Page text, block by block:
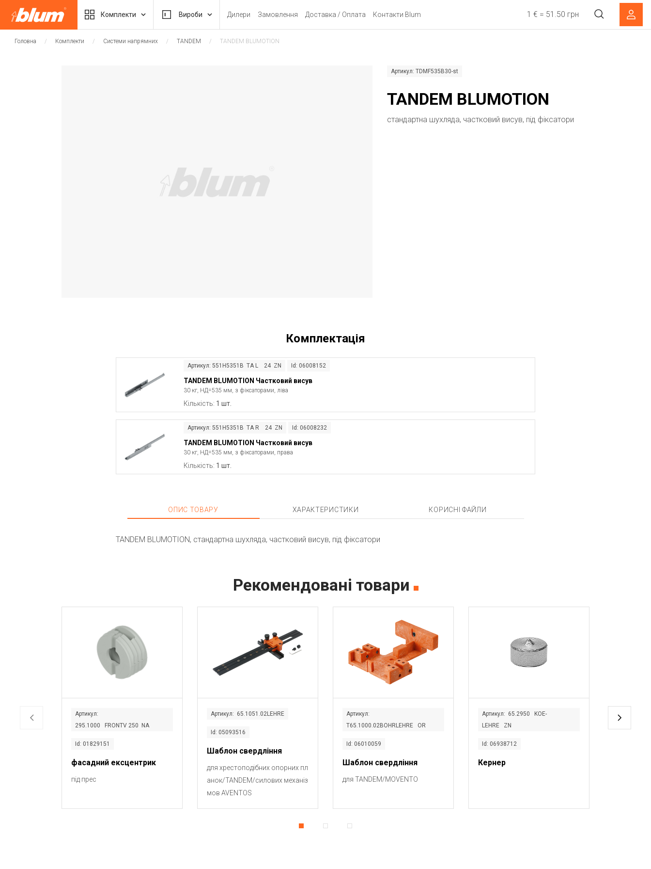
Комплекти Вироби Дилери Замовлення Доставка / Оплата Контакти Blum 1 € = 51.50 грн
Головна Комплекти Системи напрямних TANDEM TANDEM BLUMOTION
Артикул: TDMF535B30-st
TANDEM BLUMOTION
cтандартна шухляда, частковий висув, під фіксатори
Комплектація
Артикул: 551H5351B TA L 24 ZN Id: 06008152
TANDEM BLUMOTION Частковий висув
30 кг, НД=535 мм, з фіксаторами, ліва
Кількість: 1 шт.
Артикул: 551H5351B TA R 24 ZN Id: 06008232
TANDEM BLUMOTION Частковий висув
30 кг, НД=535 мм, з фіксаторами, права
Кількість: 1 шт.
ОПИС ТОВАРУ ХАРАКТЕРИСТИКИ КОРИСНІ ФАЙЛИ
TANDEM BLUMOTION, cтандартна шухляда, частковий висув, під фіксатори
Рекомендовані товари
Артикул:
295.1000 FRONTV 250 NA
Id: 01829151
фасадний ексцентрик
під прес
Артикул: 65.1051.02LEHRE
Id: 05093516
Шаблон свердління
для хрестоподібних опорних пл
анок/TANDEM/силових механіз
мов AVENTOS
Артикул:
T65.1000.02BOHRLEHRE OR
Id: 06010059
Шаблон свердління
для TANDEM/MOVENTO
Артикул: 65.2950 KOE-
LEHRE ZN
Id: 06938712
Кернер
Артикул: